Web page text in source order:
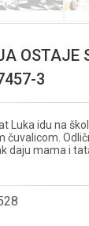
OSTAJE
3
Luka idu na
čuvalicom.
daju mama i